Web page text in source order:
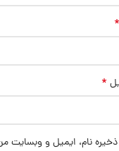
*
*
ذخیره نام، ایمیل و وبسایت